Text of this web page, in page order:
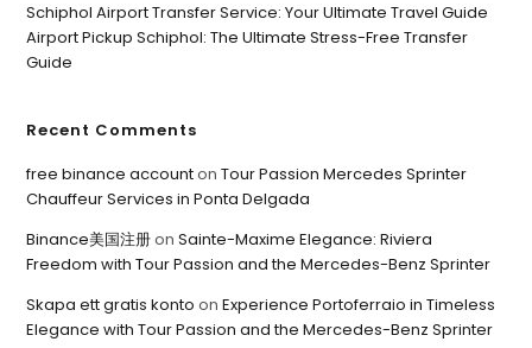
Schiphol Airport Transfer Service: Your Ultimate Travel Guide
Airport Pickup Schiphol: The Ultimate Stress-Free Transfer
Guide
Recent Comments
free binance accountonTour Passion Mercedes Sprinter
Chauffeur Services in Ponta Delgada
Binance美国注册onSainte-Maxime Elegance: Riviera
Freedom with Tour Passion and the Mercedes-Benz Sprinter
Skapa ett gratis konto onExperience Portoferraio in Timeless
Elegance with Tour Passion and the Mercedes-Benz Sprinter